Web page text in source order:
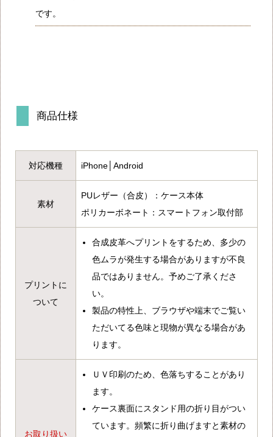
です。
商品仕様
対応機種 iPhone│Android
素材
PUレザー（合皮）：ケース本体
ポリカーボネート：スマートフォン取付部
プリントに
ついて
合成皮革へプリントをするため、多少の
色ムラが発生する場合がありますが不良
品ではありません。予めご了承くださ
い。
製品の特性上、ブラウザや端末でご覧い
ただいてる色味と現物が異なる場合があ
ります。
お取り扱い
ＵＶ印刷のため、色落ちすることがあり
ます。
ケース裏面にスタンド用の折り目がつい
ています。頻繁に折り曲げますと素材の